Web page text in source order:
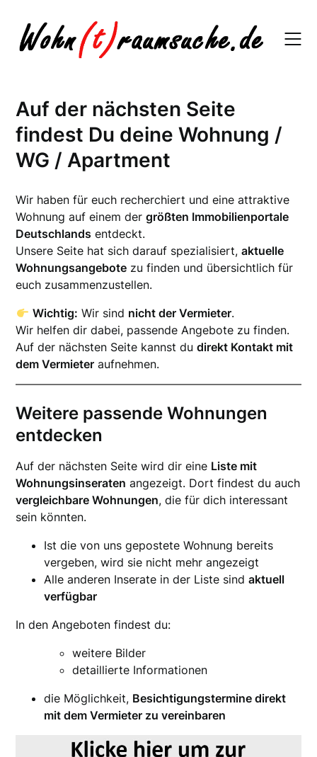
content
Auf der nächsten Seite
findest Du deine Wohnung /
WG / Apartment
Wir haben für euch recherchiert und eine attraktive
Wohnung auf einem dergrößten Immobilienportale
Deutschlands entdeckt.
Unsere Seite hat sich darauf spezialisiert,aktuelle
Wohnungsangebote zu finden und übersichtlich für
euch zusammenzustellen.
Wichtig: Wir sind nicht der Vermieter.
Wir helfen dir dabei, passende Angebote zu finden.
Auf der nächsten Seite kannst dudirekt Kontakt mit
dem Vermieter aufnehmen.
Weitere passende Wohnungen
entdecken
Auf der nächsten Seite wird dir eine Liste mit
Wohnungsinseraten angezeigt. Dort findest du auch
vergleichbare Wohnungen, die für dich interessant
sein könnten.
Ist die von uns gepostete Wohnung bereits
vergeben, wird sie nicht mehr angezeigt
Alle anderen Inserate in der Liste sindaktuell
verfügbar
In den Angeboten findest du:
weitere Bilder
detaillierte Informationen
die Möglichkeit, Besichtigungstermine direkt
mit dem Vermieter zu vereinbaren